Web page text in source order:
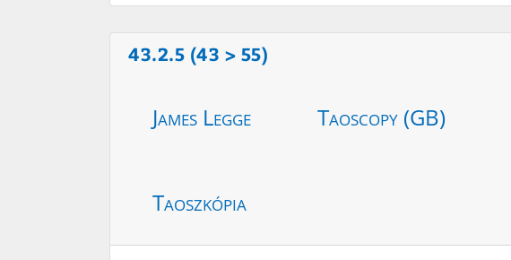
43.2.5 (43 > 55)
James Legge Taoscopy (GB)
Taoszkópia